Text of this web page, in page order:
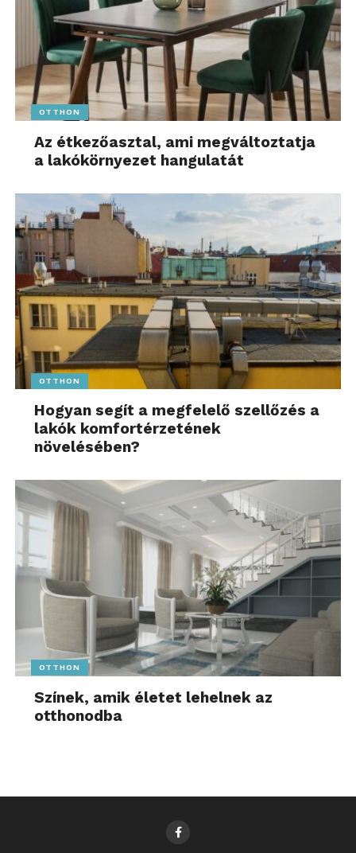
OTTHON
Az étkezőasztal, ami megváltoztatja
a lakókörnyezet hangulatát
OTTHON
Hogyan segít a megfelelő szellőzés a
lakók komfortérzetének
növelésében?
OTTHON
Színek, amik életet lehelnek az
otthonodba